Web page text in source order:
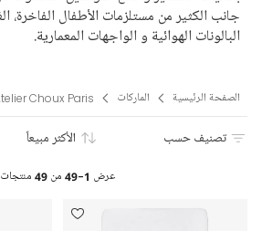
جانب الكثير من مستلزمات الأطفال الفاخرة،
البالونات الهوائية و الواجهات المعمارية.
الصفحة الرئيسية الماركات Choux Paris
تصنيف حسب الأكثر مبيعاً
عرض 1-49 من 49 منتجات